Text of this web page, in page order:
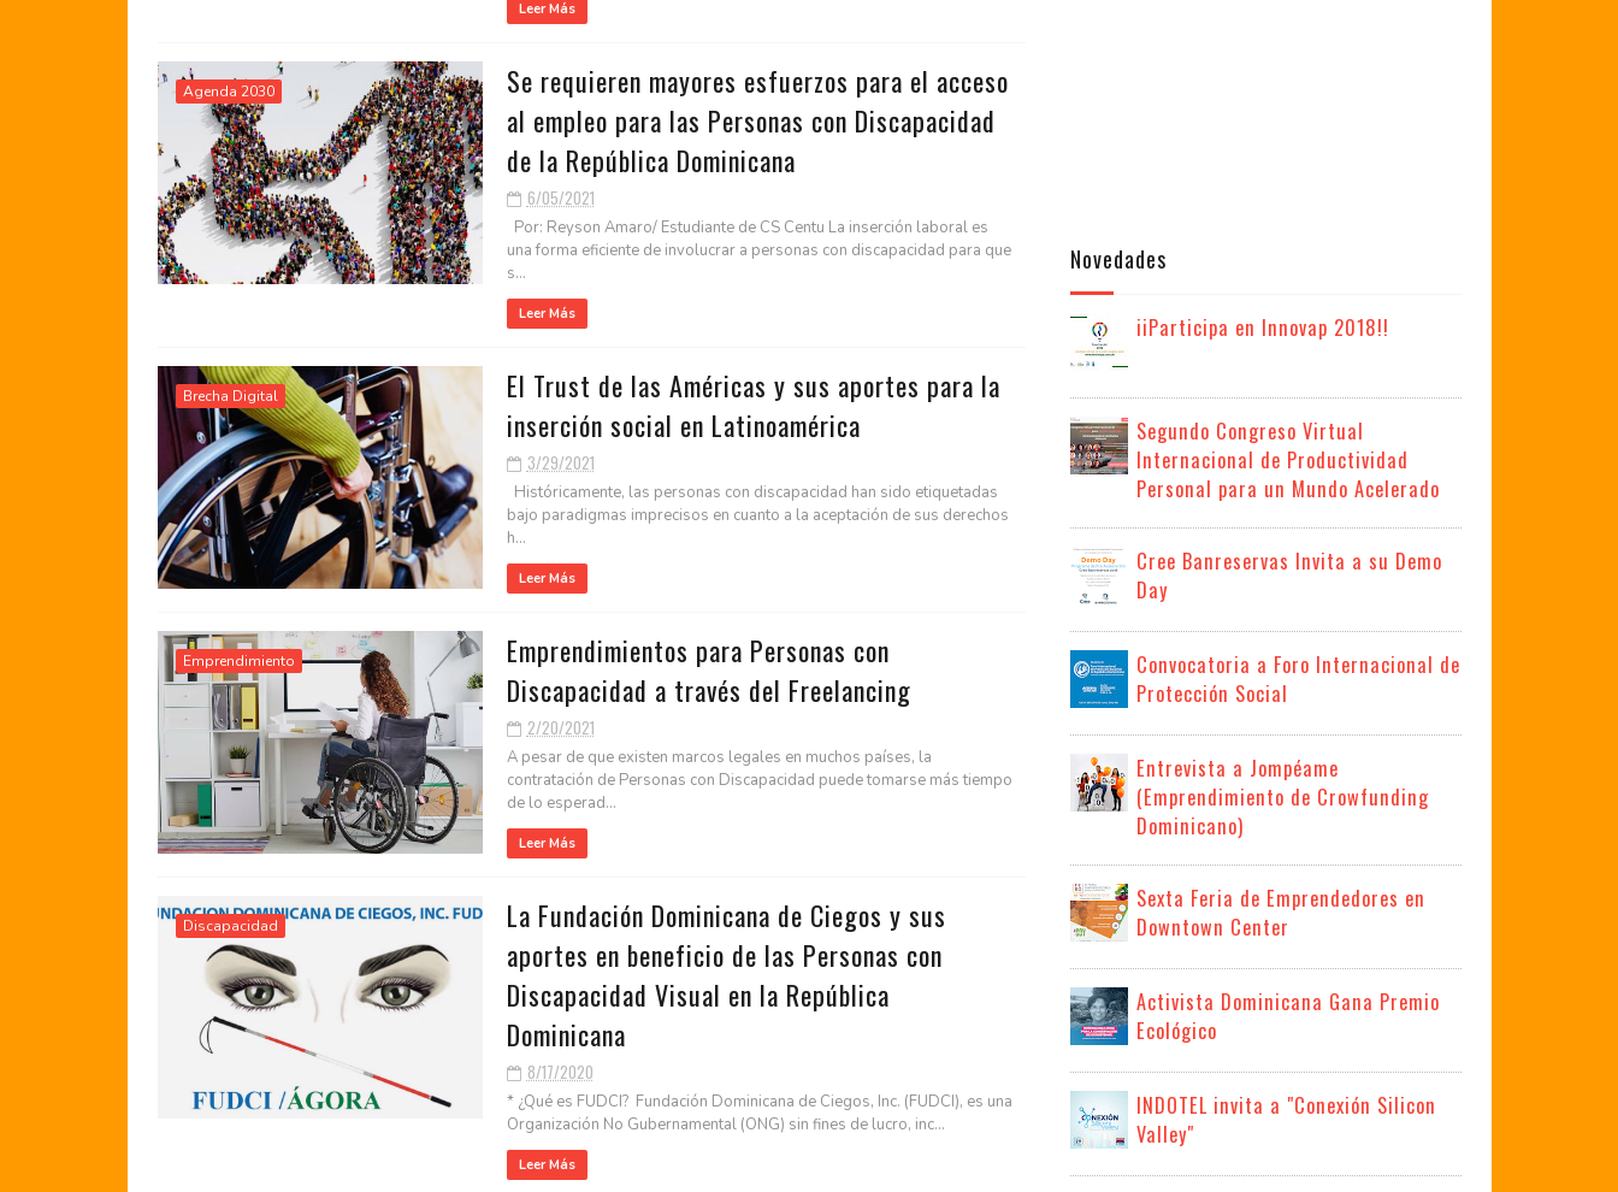
Leer Más
Agenda 2030
Se requieren mayores esfuerzos para el acceso
al empleo para las Personas con Discapacidad
de la República Dominicana
6/05/2021
Por: Reyson Amaro/ Estudiante de CS Centu La inserción laboral es
una forma eficiente de involucrar a personas con discapacidad para que
s...
Leer Más
Brecha Digital
El Trust de las Américas y sus aportes para la
inserción social en Latinoamérica
3/29/2021
Históricamente, las personas con discapacidad han sido etiquetadas
bajo paradigmas imprecisos en cuanto a la aceptación de sus derechos
h...
Leer Más
Emprendimiento
Emprendimientos para Personas con
Discapacidad a través del Freelancing
2/20/2021
A pesar de que existen marcos legales en muchos países, la
contratación de Personas con Discapacidad puede tomarse más tiempo
de lo esperad...
Leer Más
Discapacidad
La Fundación Dominicana de Ciegos y sus
aportes en beneficio de las Personas con
Discapacidad Visual en la República
Dominicana
8/17/2020
* ¿Qué es FUDCI? Fundación Dominicana de Ciegos, Inc. (FUDCI), es una
Organización No Gubernamental (ONG) sin fines de lucro, inc...
Leer Más
Novedades
iiParticipa en Innovap 2018!!
Segundo Congreso Virtual
Internacional de Productividad
Personal para un Mundo Acelerado
Cree Banreservas Invita a su Demo
Day
Convocatoria a Foro Internacional de
Protección Social
Entrevista a Jompéame
(Emprendimiento de Crowfunding
Dominicano)
Sexta Feria de Emprendedores en
Downtown Center
Activista Dominicana Gana Premio
Ecológico
INDOTEL invita a "Conexión Silicon
Valley"